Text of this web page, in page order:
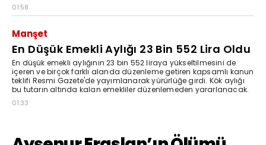
01:58
Manşet
En Düşük Emekli Aylığı 23 Bin 552 Lira Oldu
En düşük emekli aylığının 23 bin 552 liraya yükseltilmesini de
içeren ve birçok farklı alanda düzenleme getiren kapsamlı kanun
teklifi Resmi Gazete'de yayımlanarak yürürlüğe girdi. Kök aylığı
bu tutarın altında kalan emekliler düzenlemeden yararlanacak.
01:33